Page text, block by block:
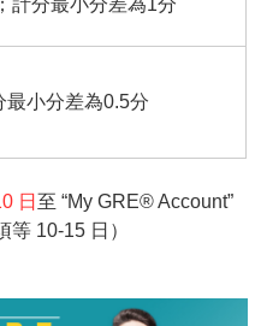
最小分差為0.5分
日至 “My GRE® Account”
10-15 日）